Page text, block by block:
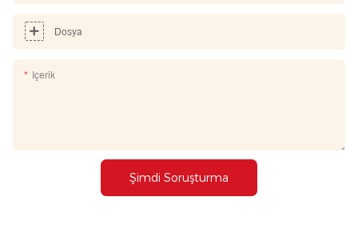
Dosya
Içerik
Şimdi Soruşturma